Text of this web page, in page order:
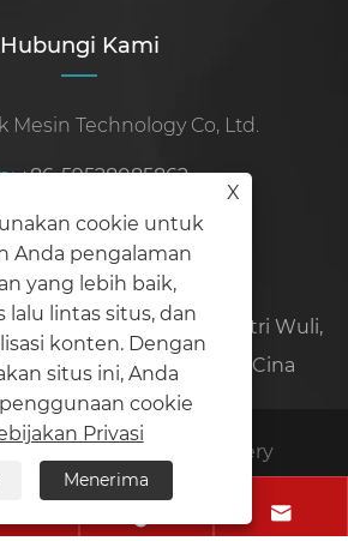
Hubungi Kami
Mesin Technology Co, Ltd.
+86-59528085862
+86-15906071097
Ling'an, Kawasan Industri Wuli,
Provinsi Fujian, Cina
2024 Fujian Unik Machinery
Semua Hak dilindungi undang-
undang.

X
cookie untuk
Anda pengalaman
yang lebih baik,
lalu lintas situs, dan
konten. Dengan
situs ini, Anda
cookie
Privasi
Menerima